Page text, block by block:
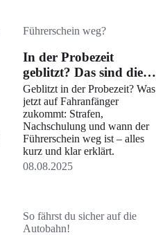
Führerschein weg?
In der Probezeit
geblitzt? Das sind die
Konsequenzen
Geblitzt in der Probezeit? Was
jetzt auf Fahranfänger
zukommt: Strafen,
Nachschulung und wann der
Führerschein weg ist – alles
kurz und klar erklärt.
08.08.2025
So fährst du sicher auf die
Autobahn!